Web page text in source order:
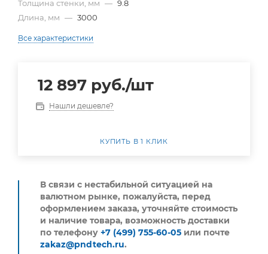
Толщина стенки, мм — 9.8
Длина, мм — 3000
Все характеристики
12 897 руб./шт
Нашли дешевле?
КУПИТЬ В 1 КЛИК
В связи с нестабильной ситуацией на
валютном рынке, пожалуйста, перед
оформлением заказа, уточняйте стоимость
и наличие товара, возможность доставки
по телефону +7 (499) 755-60-05 или почте
zakaz@pndtech.ru.